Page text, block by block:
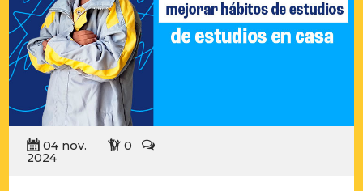
04 nov.
2024
0